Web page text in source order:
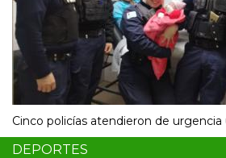
Cinco policías atendieron de
DEPORTES